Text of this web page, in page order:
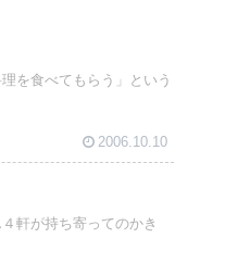
を食べてもらう」という
2006.10.10
軒が持ち寄ってのかき